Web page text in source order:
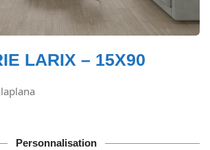
LARIX – 15X90
Personnalisation